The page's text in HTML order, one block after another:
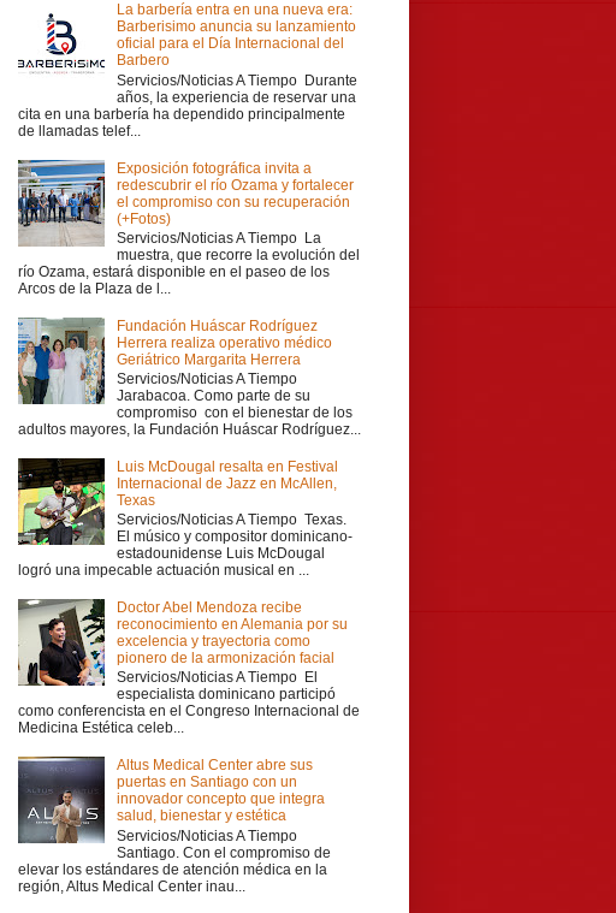
La barbería entra en una nueva era:
Barberisimo anuncia su lanzamiento
oficial para el Día Internacional del
Barbero
Servicios/Noticias A Tiempo Durante
años, la experiencia de reservar una
cita en una barbería ha dependido principalmente
de llamadas telef...
Exposición fotográfica invita a
redescubrir el río Ozama y fortalecer
el compromiso con su recuperación
(+Fotos)
Servicios/Noticias A Tiempo La
muestra, que recorre la evolución del
río Ozama, estará disponible en el paseo de los
Arcos de la Plaza de l...
Fundación Huáscar Rodríguez
Herrera realiza operativo médico
Geriátrico Margarita Herrera
Servicios/Noticias A Tiempo
Jarabacoa. Como parte de su
compromiso con el bienestar de los
adultos mayores, la Fundación Huáscar Rodríguez...
Luis McDougal resalta en Festival
Internacional de Jazz en McAllen,
Texas
Servicios/Noticias A Tiempo Texas.
El músico y compositor dominicano-
estadounidense Luis McDougal
logró una impecable actuación musical en ...
Doctor Abel Mendoza recibe
reconocimiento en Alemania por su
excelencia y trayectoria como
pionero de la armonización facial
Servicios/Noticias A Tiempo El
especialista dominicano participó
como conferencista en el Congreso Internacional de
Medicina Estética celeb...
Altus Medical Center abre sus
puertas en Santiago con un
innovador concepto que integra
salud, bienestar y estética
Servicios/Noticias A Tiempo
Santiago. Con el compromiso de
elevar los estándares de atención médica en la
región, Altus Medical Center inau...